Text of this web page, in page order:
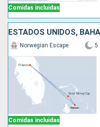
Comidas incluidas
ESTADOS UNIDOS,
Comidas incluidas
Norwegian Escape 5